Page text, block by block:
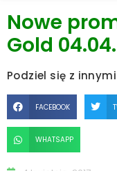
Nowe
Gold
Podziel się z
FACEBOOK
WHATSAPP